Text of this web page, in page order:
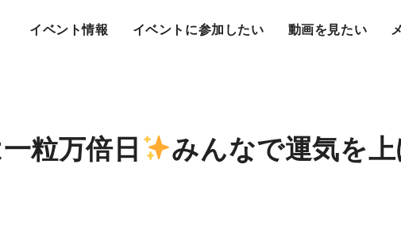
イベント情報 イベントに参加したい 動画を見たい
粒万倍日
みんなで運気を